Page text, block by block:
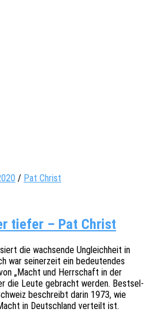
/ Pat Christ
tiefer – Pat Christ
die wach­sen­de Ungleich­heit in
war seiner­zeit ein bedeu­ten­des
„Macht und Herr­schaft in der
die Leute gebracht werden. Best­sel­
beschreibt darin 1973, wie
in Deutsch­land verteilt ist.